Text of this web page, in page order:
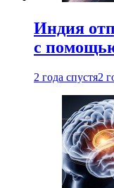
Индия
с
2 года спустя2